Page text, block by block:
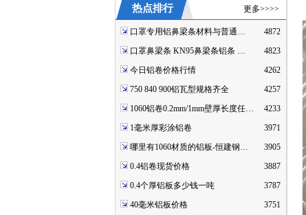
热点排行 更多>>>>
口罩专用铝鼻梁条材料与普通…
4872
口罩鼻梁条 KN95鼻梁条铝条 …
4823
今日铝卷价格行情
4262
750 840 900铝瓦型规格齐全
4257
1060铝卷0.2mm/1mm壁厚长度任…
4233
1毫米厚彩涂铝卷
3971
哪里有1060材质的铝板-恒建钢…
3905
0.4铝卷现货价格
3887
0.4个厚铝板多少钱一吨
3787
40毫米铝板价格
3751